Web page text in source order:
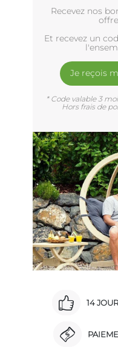
Recevez nos
Et recevez un
Je reçois
* Code valable 3
Hors frais de
14